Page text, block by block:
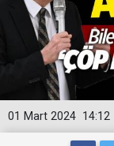
14:12
01 Mart 2024